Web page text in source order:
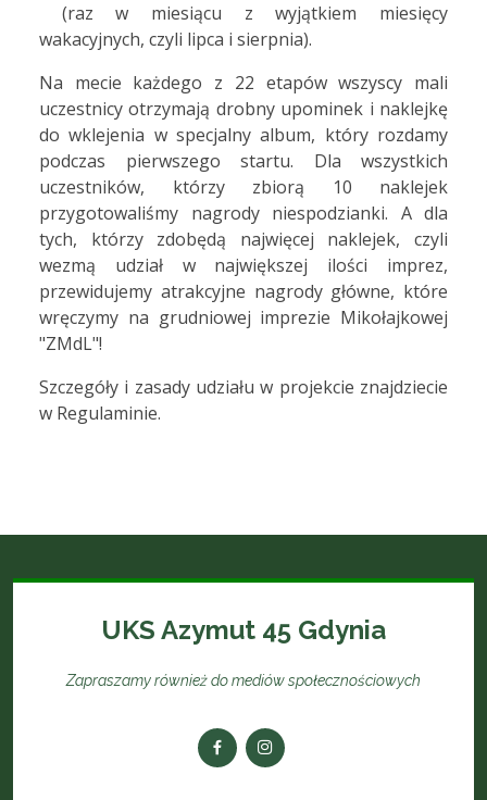
(raz w miesiącu z wyjątkiem miesięcy
wakacyjnych, czyli lipca i sierpnia).
Na mecie każdego z 22 etapów wszyscy mali
uczestnicy otrzymają drobny upominek i naklejkę
do wklejenia w specjalny album, który rozdamy
podczas pierwszego startu. Dla wszystkich
uczestników, którzy zbiorą 10 naklejek
przygotowaliśmy nagrody niespodzianki. A dla
tych, którzy zdobędą najwięcej naklejek, czyli
wezmą udział w największej ilości imprez,
przewidujemy atrakcyjne nagrody główne, które
wręczymy na grudniowej imprezie Mikołajkowej
"ZMdL"!
Szczegóły i zasady udziału w projekcie znajdziecie
w Regulaminie.
UKS Azymut 45 Gdynia
Zapraszamy również do mediów społecznościowych